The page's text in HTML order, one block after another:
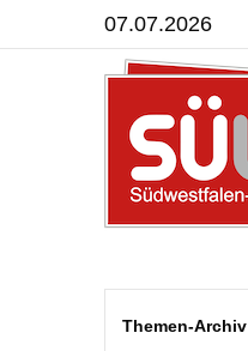
07.07.2026
Themen-Archiv